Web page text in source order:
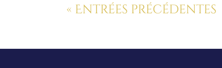
« Entrées précédentes